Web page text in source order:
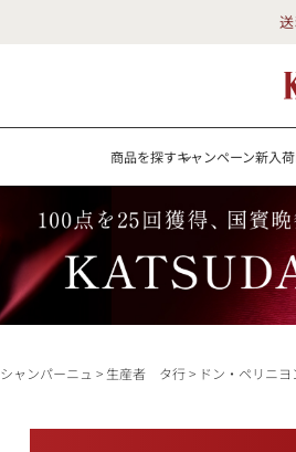
商品を探すキャンペーン新入荷
商品を探すキャンペーン新入荷
赤ワイン
白ワイン ス
シャンパーニュ 生産者 タ行 ドン・ペリニヨ